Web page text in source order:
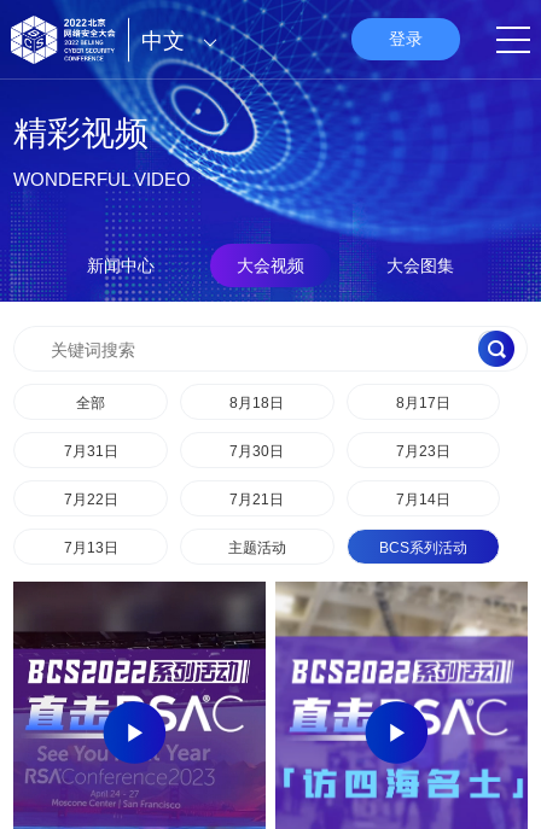
中文 登录
精彩视频
WONDERFUL VIDEO
新闻中心 大会视频 大会图集
全部 8月18日 8月17日
7月31日 7月30日 7月23日
7月22日 7月21日 7月14日
7月13日 主题活动 BCS系列活动